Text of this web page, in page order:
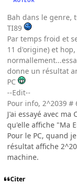
Bah dans le genre,
TI89
Par temps froid et
11 d'origine) et
donne un résultat
PC
--Edit--
Pour info, 2^2039 #
J'ai essayé avec
qu'elle affiche "Ma
Pour le PC, quand
résultat affiche
machine.
Citer